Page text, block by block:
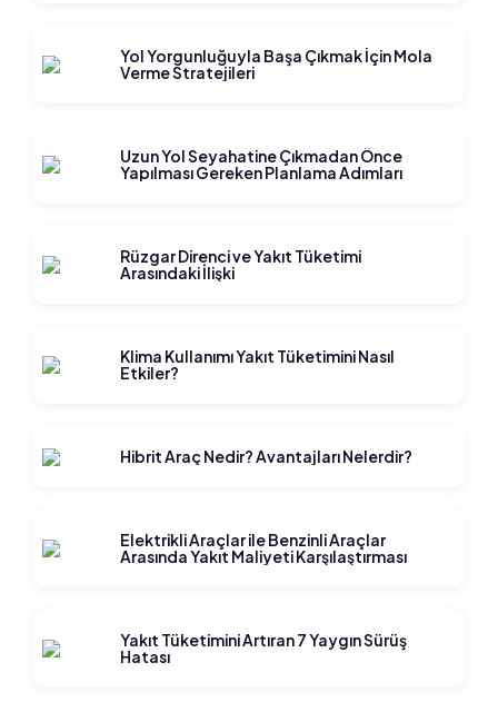
Yol Yorgunluğuyla Başa Çıkmak İçin Mola
Verme Stratejileri
Uzun Yol Seyahatine Çıkmadan Önce
Yapılması Gereken Planlama Adımları
Rüzgar Direnci ve Yakıt Tüketimi
Arasındaki İlişki
Klima Kullanımı Yakıt Tüketimini Nasıl
Etkiler?
Hibrit Araç Nedir? Avantajları Nelerdir?
Elektrikli Araçlar ile Benzinli Araçlar
Arasında Yakıt Maliyeti Karşılaştırması
Yakıt Tüketimini Artıran 7 Yaygın Sürüş
Hatası